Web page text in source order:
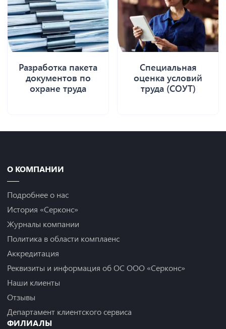
Разработка пакета
документов по
охране труда
Специальная
оценка условий
труда (СОУТ)
О КОМПАНИИ
Подробнее о нас
История «Серконс»
Журналы компании
Политика в области комплаенс
Аккредитация
Реквизиты и информация об ОС ООО «Серконс»
Наши клиенты
Отзывы
Департамент клиентского сервиса
ФИЛИАЛЫ